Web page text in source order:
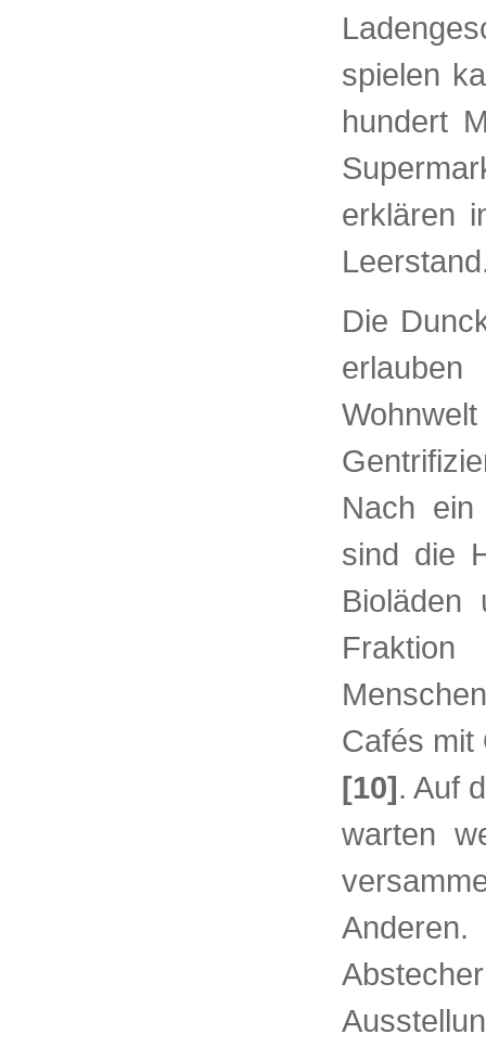
spielen
hundert
erklären
Die
Nach
sind die
Bioläden
Fraktion
Cafés
[10]. Auf
warten